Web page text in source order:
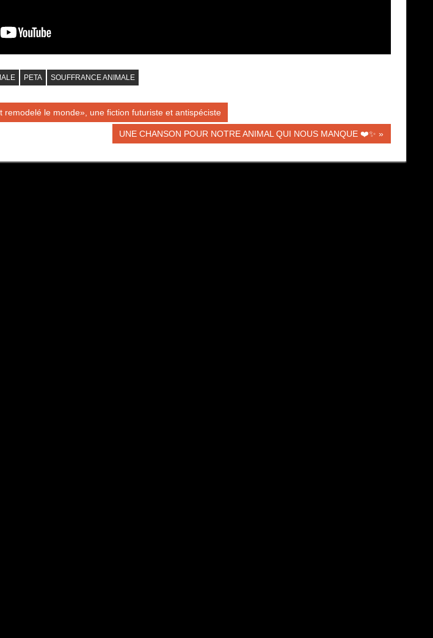
PETA SOUFFRANCE ANIMALE
remodelé le monde», une fiction futuriste et antispéciste
Publication
UNE CHANSON POUR NOTRE ANIMAL QUI NOUS MANQUE ❤️✨